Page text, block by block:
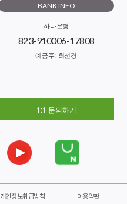
BANK INFO
하나은행
823-910006-17808
예금주 : 최선경
1:1 문의하기
개인정보취급방침 이용약관